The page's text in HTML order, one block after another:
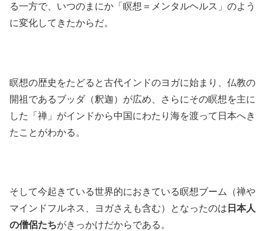
る一方で、いつのまにか「瞑想＝メンタルヘルス」のよう
に変化してきたからだ。
瞑想の歴史をたどると古代インドのヨガに始まり、仏教の
開祖であるブッダ（釈迦）が広め、さらにその瞑想を主に
した「禅」がインドから中国にわたり海を渡って日本へき
たことがわかる。
そして今起きている世界的におきている瞑想ブーム（禅や
マインドフルネス、ヨガさえも含む）となったのは 日本人
の僧侶たちがきっかけだからである。